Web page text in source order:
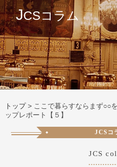
JCSコラム
トップ> ここで暮らすならまず○○
ップレポート【５】
JCSコ
JCS